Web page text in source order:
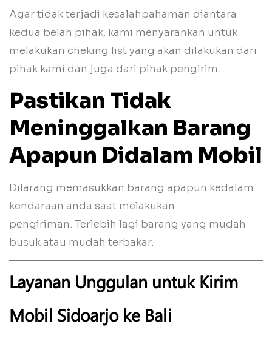
Agar tidak terjadi kesalahpahaman diantara
kedua belah pihak, kami menyarankan untuk
melakukan cheking list yang akan dilakukan dari
pihak kami dan juga dari pihak pengirim.
Pastikan Tidak
Meninggalkan Barang
Apapun Didalam Mobil
Dilarang memasukkan barang apapun kedalam
kendaraan anda saat melakukan
pengiriman. Terlebih lagi barang yang mudah
busuk atau mudah terbakar.
Layanan Unggulan untuk Kirim
Mobil Sidoarjo ke Bali